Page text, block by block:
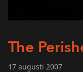
The
17 augusti 2007